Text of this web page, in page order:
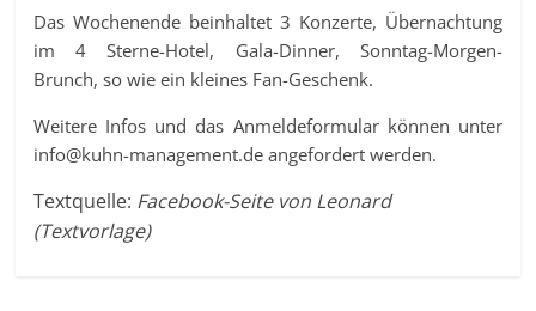
Das Wochenende beinhaltet 3 Konzerte, Übernachtung
im 4 Sterne-Hotel, Gala-Dinner, Sonntag-Morgen-
Brunch, so wie ein kleines Fan-Geschenk.
Weitere Infos und das Anmeldeformular können unter
info@kuhn-management.de angefordert werden.
Textquelle: Facebook-Seite von Leonard
(Textvorlage)